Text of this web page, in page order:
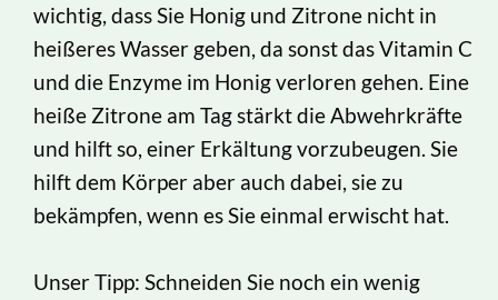
wichtig, dass Sie Honig und Zitrone nicht in
heißeres Wasser geben, da sonst das Vitamin C
und die Enzyme im Honig verloren gehen. Eine
heiße Zitrone am Tag stärkt die Abwehrkräfte
und hilft so, einer Erkältung vorzubeugen. Sie
hilft dem Körper aber auch dabei, sie zu
bekämpfen, wenn es Sie einmal erwischt hat.
Unser Tipp: Schneiden Sie noch ein wenig